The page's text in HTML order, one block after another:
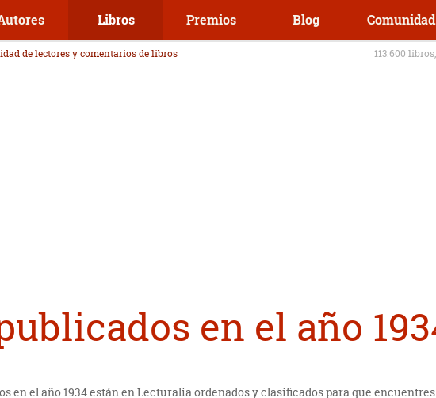
Libros Premios Blog Comunidad
de lectores y comentarios de libros
113.600
en el año
en el año 1934 están en Lecturalia ordenados y clasificados para que